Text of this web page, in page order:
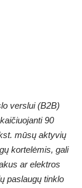
verslui (B2B)
90
mūsų aktyvių
kortelėmis, gali
ar elektros
paslaugų tinklo